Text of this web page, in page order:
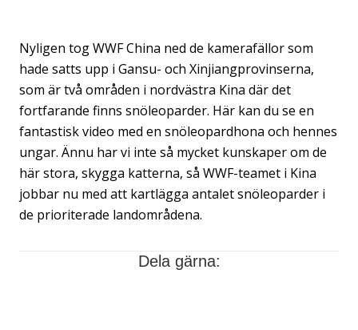
Nyligen tog WWF China ned de kamerafällor som
hade satts upp i Gansu- och Xinjiangprovinserna,
som är två områden i nordvästra Kina där det
fortfarande finns snöleoparder. Här kan du se en
fantastisk video med en snöleopardhona och hennes
ungar. Ännu har vi inte så mycket kunskaper om de
här stora, skygga katterna, så WWF-teamet i Kina
jobbar nu med att kartlägga antalet snöleoparder i
de prioriterade landområdena.
Dela gärna: